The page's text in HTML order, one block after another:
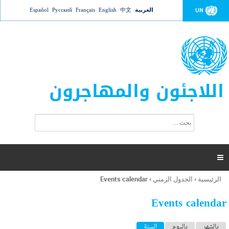
Jump to navigation UN العربية 中文
English
Français
Русский
Español
اللاجئون والمهاجرون
ت
ر
ل
ح
ب

أنت
هنا
الرئيسية › الجدول الزمني ›
Events calendar
Events calendar